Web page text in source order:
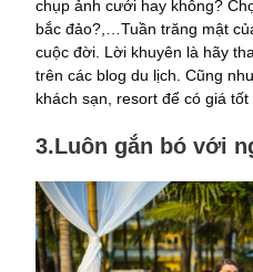
chụp ảnh cưới hay không?
bắc đảo?,…Tuần trăng mật
cuộc đời. Lời khuyên là hãy
trên các blog du lịch. Cũng
khách sạn, resort để có giá
3.Luôn gắn bó với